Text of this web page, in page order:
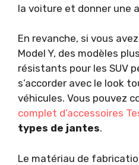
la voiture et donner une
En revanche, si vous
Model Y, des modèles
résistants pour les SUV
s’accorder avec le look
véhicules. Vous pouvez
complet d’accessoires
types de jantes.
Le matériau de